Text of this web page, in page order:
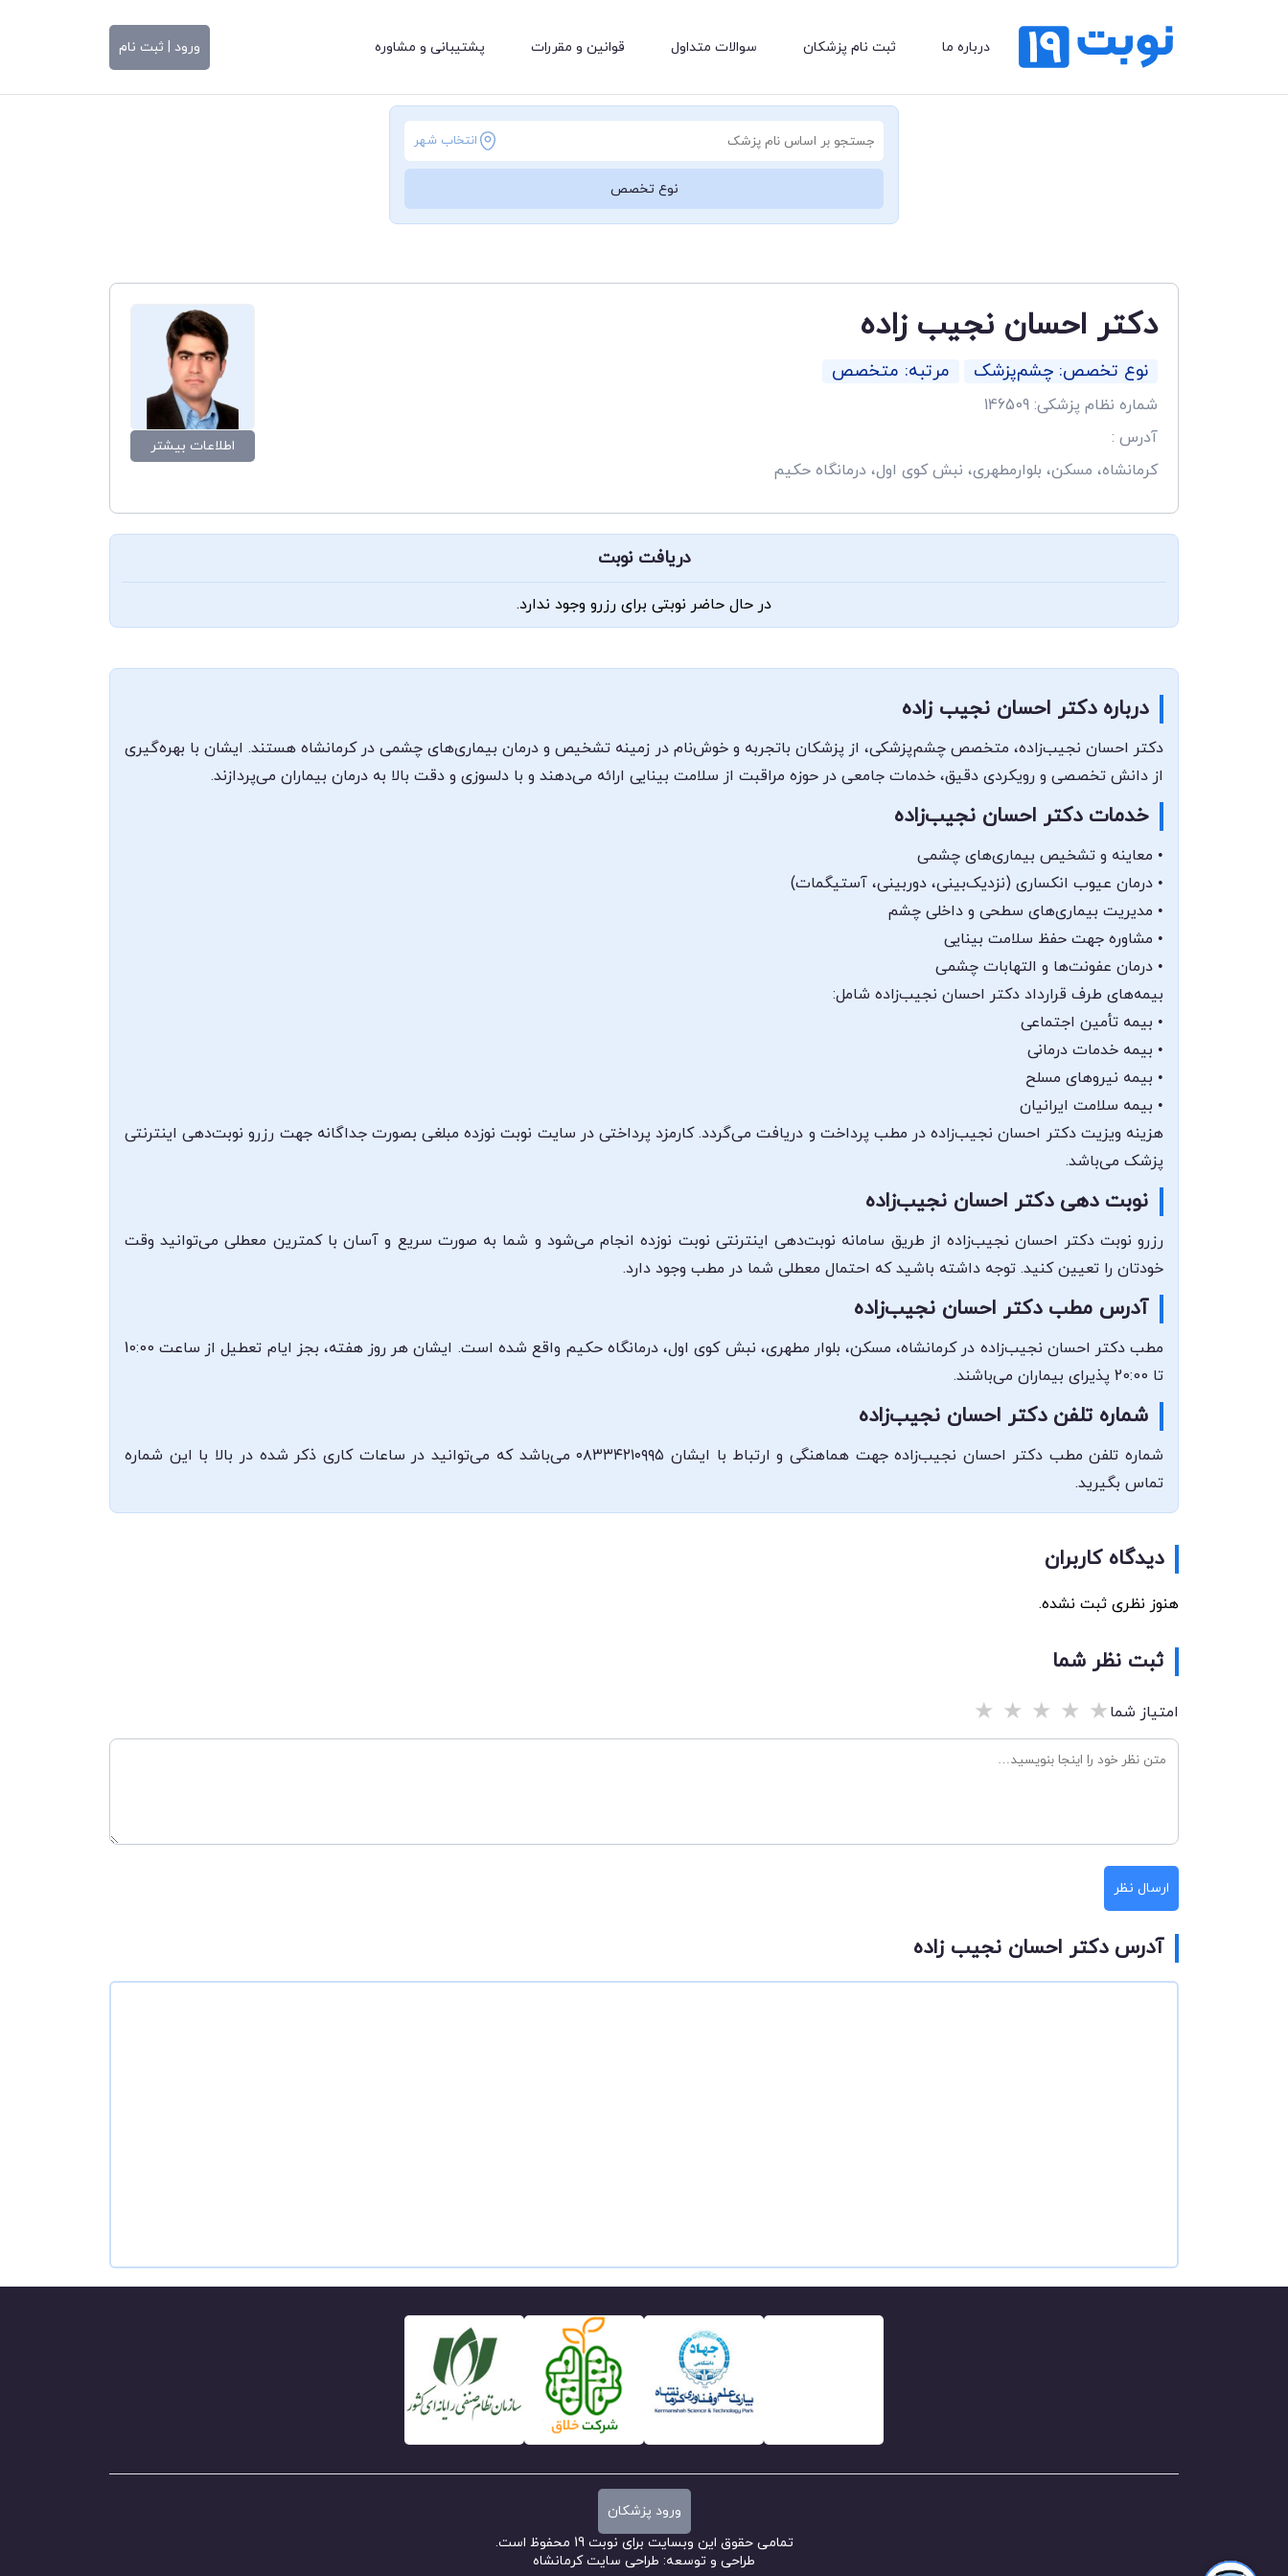
درباره ما ثبت نام پزشکان سوالات متداول قوانین و مقررات پشتیبانی و مشاوره ورود | ثبت نام
انتخاب شهر
نوع تخصص
دکتر احسان نجیب زاده
نوع تخصص: چشم‌پزشک مرتبه: متخصص
شماره نظام پزشکی: 146509
آدرس :
کرمانشاه، مسکن، بلوارمطهری، نبش کوی اول، درمانگاه حکیم
اطلاعات بیشتر
دریافت نوبت
در حال حاضر نوبتی برای رزرو وجود ندارد.
درباره دکتر احسان نجیب زاده
دکتر احسان نجیب‌زاده، متخصص چشم‌پزشکی، از پزشکان باتجربه و خوش‌نام در زمینه تشخیص و درمان بیماری‌های چشمی در کرمانشاه هستند. ایشان با بهره‌گیری
از دانش تخصصی و رویکردی دقیق، خدمات جامعی در حوزه مراقبت از سلامت بینایی ارائه می‌دهند و با دلسوزی و دقت بالا به درمان بیماران می‌پردازند.
خدمات دکتر احسان نجیب‌زاده
• معاینه و تشخیص بیماری‌های چشمی
• درمان عیوب انکساری (نزدیک‌بینی، دوربینی، آستیگمات)
• مدیریت بیماری‌های سطحی و داخلی چشم
• مشاوره جهت حفظ سلامت بینایی
• درمان عفونت‌ها و التهابات چشمی
بیمه‌های طرف قرارداد دکتر احسان نجیب‌زاده شامل:
• بیمه تأمین اجتماعی
• بیمه خدمات درمانی
• بیمه نیروهای مسلح
• بیمه سلامت ایرانیان
هزینه ویزیت دکتر احسان نجیب‌زاده در مطب پرداخت و دریافت می‌گردد. کارمزد پرداختی در سایت نوبت نوزده مبلغی بصورت جداگانه جهت رزرو نوبت‌دهی اینترنتی
پزشک می‌باشد.
نوبت دهی دکتر احسان نجیب‌زاده
رزرو نوبت دکتر احسان نجیب‌زاده از طریق سامانه نوبت‌دهی اینترنتی نوبت نوزده انجام می‌شود و شما به صورت سریع و آسان با کمترین معطلی می‌توانید وقت
خودتان را تعیین کنید. توجه داشته باشید که احتمال معطلی شما در مطب وجود دارد.
آدرس مطب دکتر احسان نجیب‌زاده
مطب دکتر احسان نجیب‌زاده در کرمانشاه، مسکن، بلوار مطهری، نبش کوی اول، درمانگاه حکیم واقع شده است. ایشان هر روز هفته، بجز ایام تعطیل از ساعت 10:00
تا 20:00 پذیرای بیماران می‌باشند.
شماره تلفن دکتر احسان نجیب‌زاده
شماره تلفن مطب دکتر احسان نجیب‌زاده جهت هماهنگی و ارتباط با ایشان ۰۸۳۳۴۲۱۰۹۹۵ می‌باشد که می‌توانید در ساعات کاری ذکر شده در بالا با این شماره
تماس بگیرید.
دیدگاه کاربران
هنوز نظری ثبت نشده.
ثبت نظر شما
امتیاز شما★
★
★
★
★
ارسال نظر
آدرس دکتر احسان نجیب زاده
ورود پزشکان
تمامی حقوق این وبسایت برای نوبت 19 محفوظ است.
طراحی و توسعه: طراحی سایت کرمانشاه